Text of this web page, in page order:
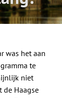
was het aan
te
niet
de Haagse